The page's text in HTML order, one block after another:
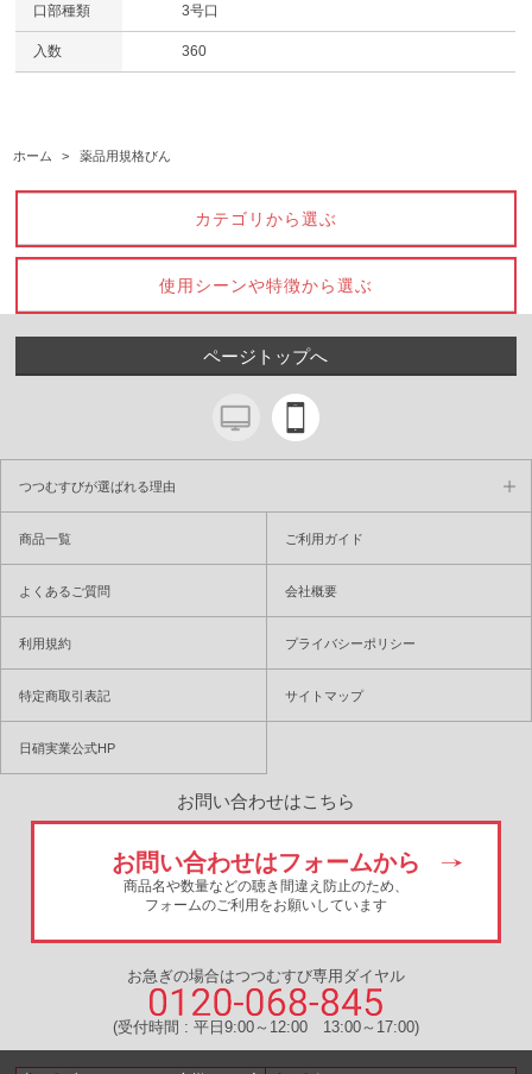
口部種類 3号口
入数 360
ホーム > 薬品用規格びん
カテゴリから選ぶ
使用シーンや特徴から選ぶ
ページトップへ
つつむすびが選ばれる理由
商品一覧 ご利用ガイド
よくあるご質問 会社概要
利用規約 プライバシーポリシー
特定商取引表記 サイトマップ
日硝実業公式HP
お問い合わせはこちら
お問い合わせはフォームから
商品名や数量などの聴き間違え防止のため、
フォームのご利用をお願いしています
お急ぎの場合はつつむすび専用ダイヤル
(受付時間 : 平日9:00～12:00 13:00～17:00)